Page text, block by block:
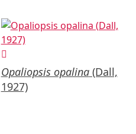
Opaliopsis opalina(Dall,
1927)